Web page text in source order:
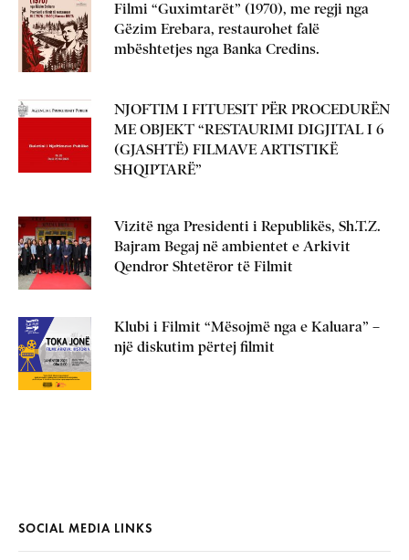
Filmi “Guximtarët” (1970), me regji nga
Gëzim Erebara, restaurohet falë
mbështetjes nga Banka Credins.
NJOFTIM I FITUESIT PËR PROCEDURËN
ME OBJEKT “RESTAURIMI DIGJITAL I 6
(GJASHTË) FILMAVE ARTISTIKË
SHQIPTARË”
Vizitë nga Presidenti i Republikës, Sh.T.Z.
Bajram Begaj në ambientet e Arkivit
Qendror Shtetëror të Filmit
Klubi i Filmit “Mësojmë nga e Kaluara” –
një diskutim përtej filmit
SOCIAL MEDIA LINKS